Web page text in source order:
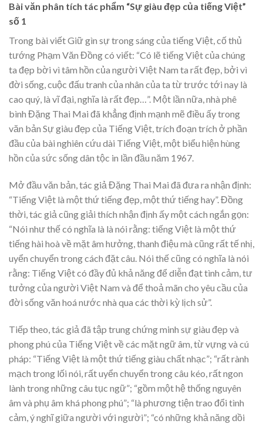
Bài văn phân tích tác phẩm “Sự giàu đẹp của tiếng Việt”
số 1
Trong bài viết Giữ gìn sự trong sáng của tiếng Việt, cố thủ
tướng Phạm Văn Đồng có viết: “Có lẽ tiếng Việt của chúng
ta đẹp bời vì tâm hồn của người Việt Nam ta rất đẹp, bởi vì
đời sống, cuộc đấu tranh của nhân của ta từ trước tới nay là
cao quý, là vĩ đại, nghĩa là rất đẹp…”. Một lần nữa, nhà phê
bình Đặng Thai Mai đã khẳng định mạnh mẽ điều ấy trong
văn bản Sự giàu đẹp của Tiếng Việt, trích đoạn trích ở phần
đầu của bài nghiên cứu dài Tiếng Việt, một biểu hiện hùng
hồn của sức sống dân tộc in lần đầu năm 1967.
Mở đầu văn bản, tác giả Đặng Thai Mai đã đưa ra nhận định:
“Tiếng Việt là một thứ tiếng đẹp, một thứ tiếng hay”. Đồng
thời, tác giả cũng giải thích nhận định ấy một cách ngắn gọn:
“Nói như thế có nghĩa là là nói rằng: tiếng Việt là một thứ
tiếng hài hoà về mặt âm hưởng, thanh điệu mà cũng rất tế nhị,
uyển chuyển trong cách đặt câu. Nói thế cũng có nghĩa là nói
rằng: Tiếng Việt có đầy đủ khả năng để diễn đạt tình cảm, tư
tưởng của người Việt Nam và để thoả mãn cho yêu cầu của
đời sống văn hoá nước nhà qua các thời kỳ lịch sử”.
Tiếp theo, tác giả đã tập trung chứng minh sự giàu đẹp và
phong phú của Tiếng Việt về các mặt ngữ âm, từ vựng và cú
pháp: “Tiếng Việt là một thứ tiếng giàu chất nhạc”; “rất rành
mạch trong lối nói, rất uyển chuyển trong câu kéo, rất ngon
lành trong những câu tục ngữ”; “gồm một hệ thống nguyên
âm và phụ âm khá phong phú”; “là phương tiện trao đổi tình
cảm, ý nghĩ giữa người với người”; “có những khả năng dồi